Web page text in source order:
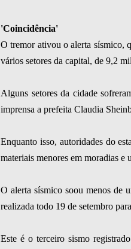
'Coincidência'
O tremor ativou o alerta sísmico,
vários setores da capital, de 9,2
Alguns setores da cidade
imprensa a prefeita Claudia
Enquanto isso, autoridades do
materiais menores em moradias e
O alerta sísmico soou menos de
realizada todo 19 de setembro
Este é o terceiro sismo